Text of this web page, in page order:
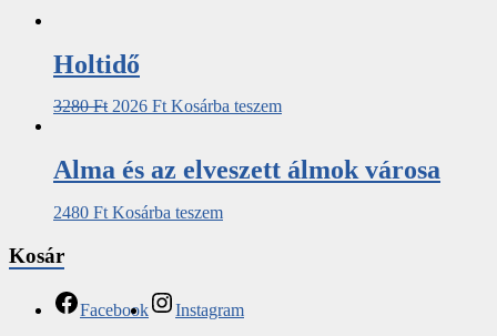
Holtidő
3280Ft 2026 Ft Kosárba teszem
Alma és az elveszett álmok városa
2480 Ft Kosárba teszem
Kosár
Facebook
Instagram